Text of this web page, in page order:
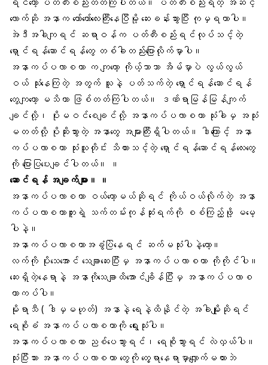
ရင်တော့ ပတ်တီးစည်းတတ်ကြပါတယ်။ ပတ်တီးစည်းရတဲ့ အဆင့်
လောက်ဆို အနာက တော်တော်လေးကြီးနေပြီမို့ ဆေးခန်းသွားပြီး ကုမှရတာပါ။
အဲဒီအခါကျရင် ဆရာဝန်က ပတ်တီးစည်းရင်လုပ်သင့်တဲ့
ရှောင်ရန်ဆောင်ရန်တွေ တစ်ခါတည်းပြောလိုက်မှာပါ။
အနာကပ်ပလာစတာ က ကျတော့ ကိုယ့်ဘာသာ အိမ်မှာပဲ လွယ်လွယ်
ဝယ် သုံးနေကြတဲ့ အတွက် သူနဲ့ ပတ်သက်တဲ့ ရှောင်ရန်ဆောင်ရန်
တွေကျတော့ မသိတာ ဖြစ်တတ်ကြပါတယ်။
ဒဏ်ရာမြန်မြန်ကျက်
ချင်လို့၊ ပိုးမဝင်စေချင်လို့ အနာကပ်ပလာစတာ သုံးခါမှ အသုံး
မတတ်လို့ ပိုဆိုးသွားတဲ့ အနာတွေ အများကြီးရှိပါတယ်။ ဒါကြောင့် အနာ
ကပ်ပလာစတာ သုံးသူတိုင်း သိထားသင့်တဲ့ ရှောင်ရန်ဆောင်ရန်လေးတွေ
ကို ပြောပြပေးချင်ပါတယ်။ ။
ဆောင်ရန် အချက်များ။ ။
အနာကပ်ပလာစတာ ဝယ်တော့မယ်ဆိုရင် ကိုယ်ဝယ်လိုက်တဲ့ အနာ
ကပ်ပလာစတာဘူးရဲ့ သက်တမ်းကုန်ဆုံးရက်ကို စစ်ကြည့်ဖို့ မမေ့
ပါနဲ့။
အနာကပ်ပလာစတာအခွံပြဲနေရင် ဆက်မသုံးပါနဲ့တော့။
လက်ကို ပိုးသေအောင် သေချာဆေးပြီး မှ အနာကပ်ပလာစတာ ကိုကိုင်ပါ။
ဆေးရှိတဲ့နေရာနဲ့ အနာကိုသေချာထိအောင်ချိန်ပြီးမှ အနာကပ်ပလာစ
တာကပ်ပါ။
မိုးရာသီ( ဒါမှမဟုတ်) အနာနဲ့ ရေနဲ့ထိနိုင်တဲ့ အခါမျိုးဆိုရင်
ရေစိုခံ အနာကပ်ပလာစတာကို ရွေးသုံးပါ။
အနာကပ်ပလာစတာ ညစ်ပေသွားရင်၊ ရေစိုသွားရင် လဲလှယ်ပါ။
သုံးပြီးသား အနာကပ်ပလာစတာ တွေကို တွေ့ရာနေရာမှာလျှောက်မထားဘဲ